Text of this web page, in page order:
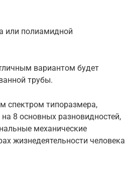
или полиамидной
вариантом будет
трубы.
спектром типоразмера,
8 основных разновидностей,
механические
жизнедеятельности человека